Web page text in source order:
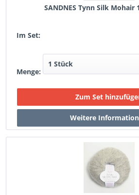
SANDNES Tynn Silk Mohair
Im Set:
Menge: